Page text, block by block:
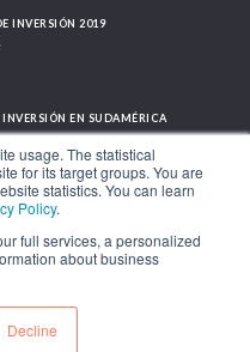
usage. The statistical
for its target groups. You are
statistics. You can learn
Policy.
full services, a personalized
about business
Decline
INVERSIÓN 2019
EN SUDAMÉRICA
Torre 7, Piso 15. Santiago, Chile.
2663 9211